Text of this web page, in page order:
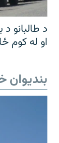
د طالبانو
او له کوم
بندیوان